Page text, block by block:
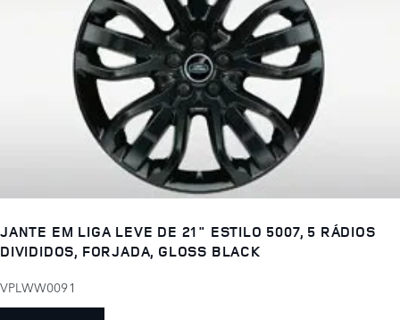
JANTE EM LIGA LEVE DE 21" ESTILO 5007, 5 RÁDIOS
DIVIDIDOS, FORJADA, GLOSS BLACK
VPLWW0091